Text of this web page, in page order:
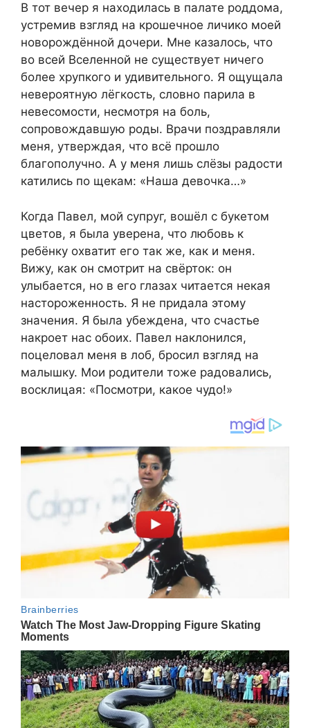
В тот вечер я находилась в палате роддома,
устремив взгляд на крошечное личико моей
новорождённой дочери. Мне казалось, что
во всей Вселенной не существует ничего
более хрупкого и удивительного. Я ощущала
невероятную лёгкость, словно парила в
невесомости, несмотря на боль,
сопровождавшую роды. Врачи поздравляли
меня, утверждая, что всё прошло
благополучно. А у меня лишь слёзы радости
катились по щекам: «Наша девочка…»
Когда Павел, мой супруг, вошёл с букетом
цветов, я была уверена, что любовь к
ребёнку охватит его так же, как и меня.
Вижу, как он смотрит на свёрток: он
улыбается, но в его глазах читается некая
настороженность. Я не придала этому
значения. Я была убеждена, что счастье
накроет нас обоих. Павел наклонился,
поцеловал меня в лоб, бросил взгляд на
малышку. Мои родители тоже радовались,
восклицая: «Посмотри, какое чудо!»